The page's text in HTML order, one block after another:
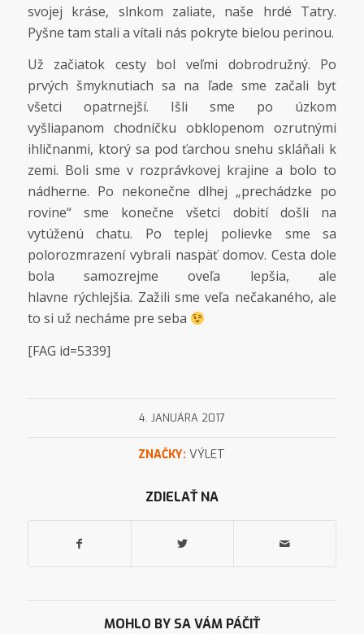
svojej kráse, slnkom zaliate, naše hrdé Tatry.
Pyšne tam stali a vítali nás pokryte bielou perinou.
Už začiatok cesty bol veľmi dobrodružný. Po
prvých šmyknutiach sa na ľade sme začali byť
všetci opatrnejší. Išli sme po úzkom
vyšliapanom chodníčku obklopenom ozrutnými
ihličnanmi, ktorý sa pod ťarchou snehu skláňali k
zemi. Boli sme v rozprávkovej krajine a bolo to
nádherne. Po nekonečne dlhej „prechádzke po
rovine“ sme konečne všetci dobití došli na
vytúženú chatu. Po teplej polievke sme sa
polorozmrazení vybrali naspäť domov. Cesta dole
bola samozrejme oveľa lepšia, ale
hlavne rýchlejšia. Zažili sme veľa nečakaného, ale
to si už necháme pre seba
[FAG id=5339]
4. JANUÁRA 2017
ZNAČKY: VÝLET
ZDIELAŤ NA
MOHLO BY SA VÁM PÁČIŤ